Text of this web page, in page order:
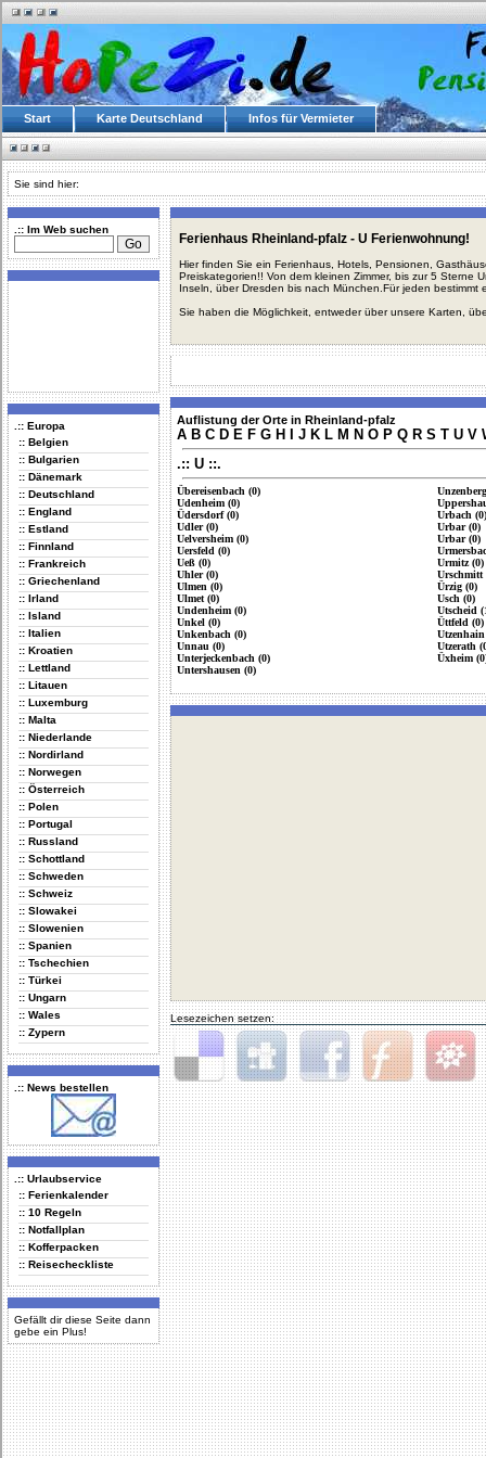
Start Karte Deutschland Infos für Vermieter
Sie sind hier:
.:: Im Web suchen
.:: Europa
:: Belgien
:: Bulgarien
:: Dänemark
:: Deutschland
:: England
:: Estland
:: Finnland
:: Frankreich
:: Griechenland
:: Irland
:: Island
:: Italien
:: Kroatien
:: Lettland
:: Litauen
:: Luxemburg
:: Malta
:: Niederlande
:: Nordirland
:: Norwegen
:: Österreich
:: Polen
:: Portugal
:: Russland
:: Schottland
:: Schweden
:: Schweiz
:: Slowakei
:: Slowenien
:: Spanien
:: Tschechien
:: Türkei
:: Ungarn
:: Wales
:: Zypern
.:: News bestellen
.:: Urlaubservice
:: Ferienkalender
:: 10 Regeln
:: Notfallplan
:: Kofferpacken
:: Reisecheckliste
Gefällt dir diese Seite dann
gebe ein Plus!
Ferienhaus Rheinland-pfalz - U Ferienwohnung!
Hier finden Sie ein Ferienhaus, Hotels, Pensionen,
Preiskategorien!! Von dem kleinen Zimmer, bis zur 5 Sterne
Inseln, über Dresden bis nach München.Für jeden bestimmt
Sie haben die Möglichkeit, entweder über unsere Karten,
Auflistung der Orte in Rheinland-pfalz
A B C D E F G H J K L M N O P Q R S T U V
.:: U ::.
Übereisenbach (0)
Udenheim (0)
Üdersdorf (0)
Udler (0)
Uelversheim (0)
Uersfeld (0)
Ueß (0)
Uhler (0)
Ulmen (0)
Ulmet (0)
Undenheim (0)
Unkel (0)
Unkenbach (0)
Unnau (0)
Unterjeckenbach (0)
Untershausen (0)
Urbach (0)
Urbar (0)
Urbar (0)
Urmitz (0)
Urschmitt
Ürzig (0)
Usch (0)
Utscheid
Üttfeld (0)
Utzerath
Üxheim
Lesezeichen setzen:
Delicious Digg Facebook Furl StudiVZ